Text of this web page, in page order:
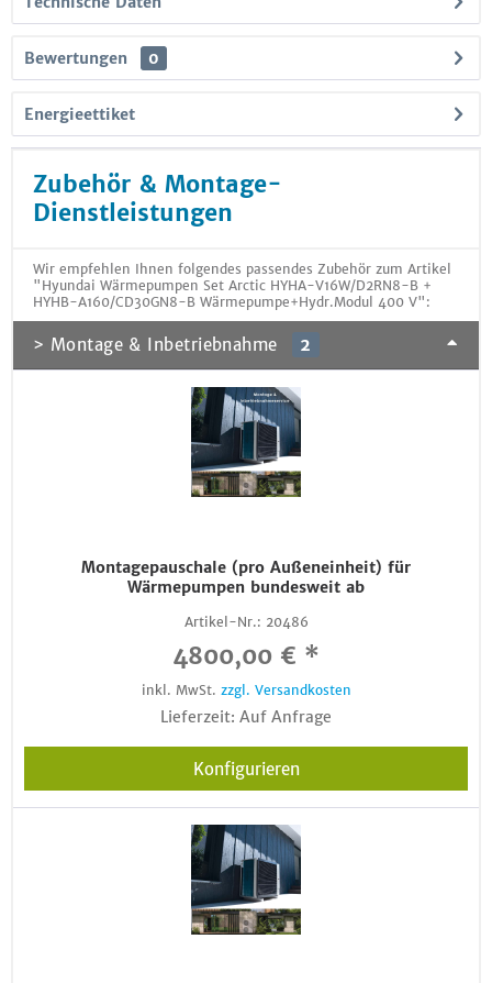
Bewertungen 0
Energieettiket
Zubehör & Montage-
Dienstleistungen
Wir empfehlen Ihnen folgendes passendes Zubehör zum Artikel
"Hyundai Wärmepumpen Set Arctic HYHA-V16W/D2RN8-B +
HYHB-A160/CD30GN8-B Wärmepumpe+Hydr.Modul 400 V":
> Montage & Inbetriebnahme 2
Montagepauschale (pro Außeneinheit) für
Wärmepumpen bundesweit ab
Artikel-Nr.: 20486
4800,00 € *
inkl. MwSt. zzgl. Versandkosten
Lieferzeit: Auf Anfrage
Konfigurieren